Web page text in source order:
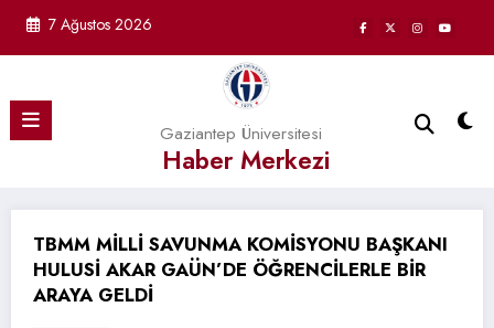
7 Ağustos 2026
Gaziantep Üniversitesi
Haber Merkezi
TBMM MİLLİ SAVUNMA KOMİSYONU BAŞKANI
HULUSİ AKAR GAÜN’DE ÖĞRENCİLERLE BİR
ARAYA GELDİ